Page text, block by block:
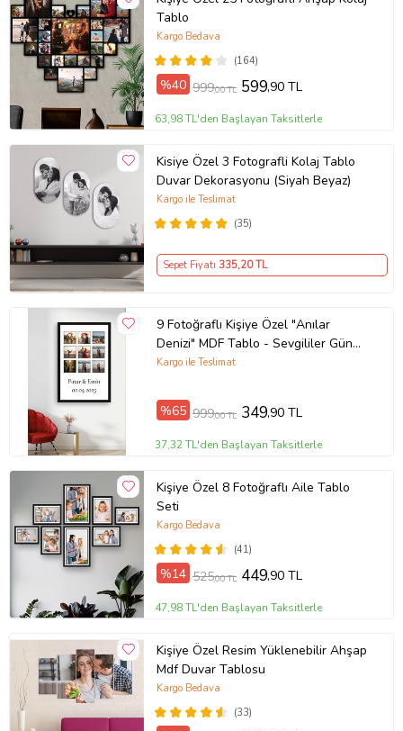
Tablo
(164)
Kargo Bedava
%40 999,00 TL 599,90 TL
63,98 TL'den Başlayan Taksitlerle
Kisiye Özel 3 Fotografli Kolaj Tablo
Duvar Dekorasyonu (Siyah Beyaz)
(35)
Kargo ile Teslimat
Sepet Fiyatı 335,20 TL
9 Fotoğraflı Kişiye Özel "Anılar
Denizi" MDF Tablo - Sevgililer Günü
Hediyesi (Çok Renkli-Renksız)
Kargo ile Teslimat
%65 999,00 TL 349,90 TL
37,32 TL'den Başlayan Taksitlerle
Kişiye Özel 8 Fotoğraflı Aile Tablo
Seti
(41)
Kargo Bedava
%14 525,00 TL 449,90 TL
47,98 TL'den Başlayan Taksitlerle
Kişiye Özel Resim Yüklenebilir Ahşap
Mdf Duvar Tablosu
(33)
Kargo Bedava